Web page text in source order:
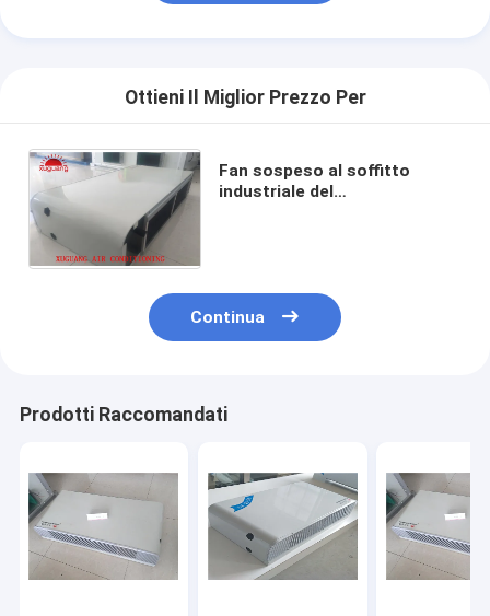
Ottieni Il Miglior Prezzo Per
Fan sospeso al soffitto
industriale del
Continua
Prodotti Raccomandati